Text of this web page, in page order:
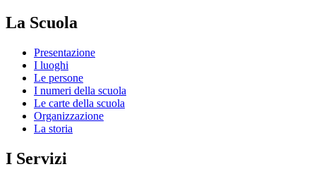
La Scuola
Presentazione
I luoghi
Le persone
I numeri della scuola
Le carte della scuola
Organizzazione
La storia
I Servizi